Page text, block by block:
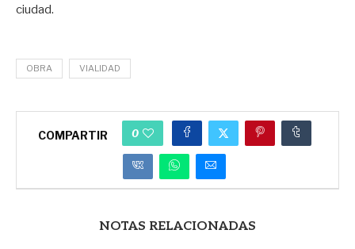
ciudad.
OBRA VIALIDAD
COMPARTIR 0
NOTAS RELACIONADAS